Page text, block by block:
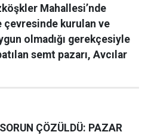
Mahallesi’nde
çevresinde kurulan ve
olmadığı gerekçesiyle
semt pazarı, Avcılar
ÇÖZÜLDÜ: PAZAR